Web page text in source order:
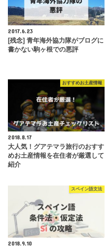
2017.6.23
[残念] 青年海外協力隊がブログに
書かない駒ヶ根での悪評
おすすめお土産情報
2018.8.17
大人気！グアテマラ旅行のおすす
めお土産情報を在住者が厳選して
紹介
スペイン語文法
2018.9.10